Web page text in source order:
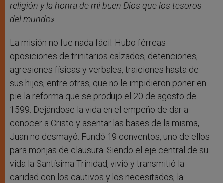
religión y la honra de mi buen Dios que los tesoros
del mundo».
La misión no fue nada fácil. Hubo férreas
oposiciones de trinitarios calzados, detenciones,
agresiones físicas y verbales, traiciones hasta de
sus hijos, entre otras, que no le impidieron poner en
pie la reforma que se produjo el 20 de agosto de
1599. Dejándose la vida en el empeño de dar a
conocer a Cristo y asentar las bases de la misma,
Juan no desmayó. Fundó 19 conventos, uno de ellos
para monjas de clausura. Siendo el eje central de su
vida la Santísima Trinidad, vivió y transmitió la
caridad con los cautivos y los necesitados, la